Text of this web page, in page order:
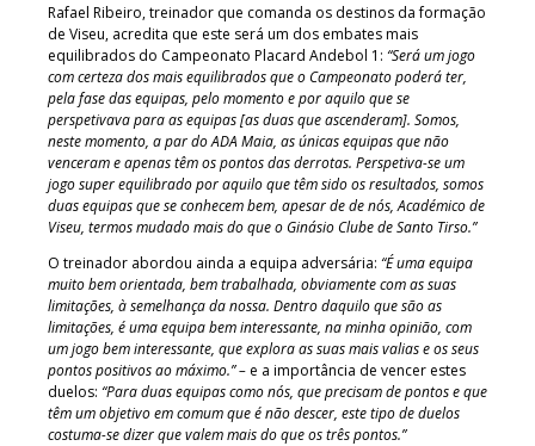
Rafael Ribeiro, treinador que comanda os destinos da formação
de Viseu, acredita que este será um dos embates mais
equilibrados do Campeonato Placard Andebol 1: “Será um jogo
com certeza dos mais equilibrados que o Campeonato poderá ter,
pela fase das equipas, pelo momento e por aquilo que se
perspetivava para as equipas [as duas que ascenderam]. Somos,
neste momento, a par do ADA Maia, as únicas equipas que não
venceram e apenas têm os pontos das derrotas. Perspetiva-se um
jogo super equilibrado por aquilo que têm sido os resultados, somos
duas equipas que se conhecem bem, apesar de de nós, Académico de
Viseu, termos mudado mais do que o Ginásio Clube de Santo Tirso.”
O treinador abordou ainda a equipa adversária: “É uma equipa
muito bem orientada, bem trabalhada, obviamente com as suas
limitações, à semelhança da nossa. Dentro daquilo que são as
limitações, é uma equipa bem interessante, na minha opinião, com
um jogo bem interessante, que explora as suas mais valias e os seus
pontos positivos ao máximo.” – e a importância de vencer estes
duelos: “Para duas equipas como nós, que precisam de pontos e que
têm um objetivo em comum que é não descer, este tipo de duelos
costuma-se dizer que valem mais do que os três pontos.”